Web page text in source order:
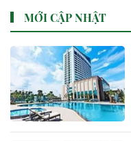
MỚI CẬP NHẬT